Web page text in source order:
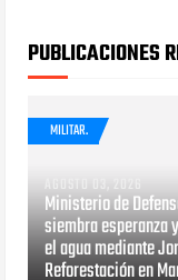
PUBLICACIONES
MILITAR.
AGOSTO 03, 2026
Ministerio de
siembra esperanza
el agua mediante
Reforestación en